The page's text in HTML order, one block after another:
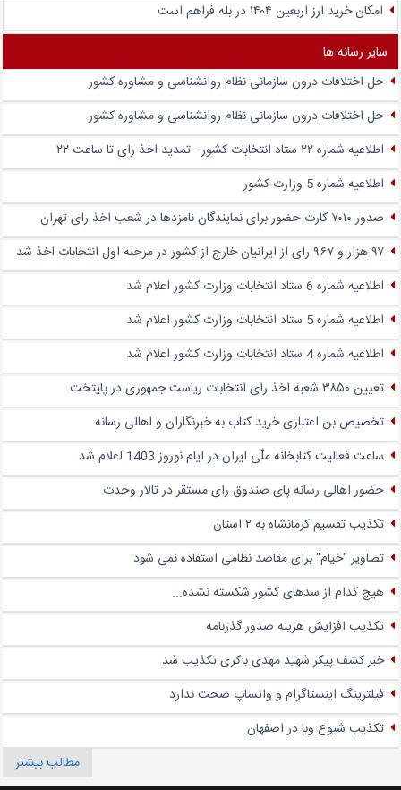
امکان خرید ارز اربعین ۱۴۰۴ در بله فراهم است
سایر رسانه ها
حل اختلافات درون سازمانی نظام روانشناسی و مشاوره کشور
حل اختلافات درون سازمانی نظام روانشناسی و مشاوره کشور
اطلاعیه شماره ۲۲ ستاد انتخابات کشور - تمدید اخذ رای تا ساعت ۲۲
اطلاعیه شماره 5 وزارت کشور
صدور ۷۰۱۰ کارت حضور برای نمایندگان نامزدها در شعب اخذ رای تهران
۹۷ هزار و ۹۶۷ رای از ایرانیان خارج از کشور در مرحله اول انتخابات اخذ شد
اطلاعیه شماره 6 ستاد انتخابات وزارت کشور اعلام شد
اطلاعیه شماره 5 ستاد انتخابات وزارت کشور اعلام شد
اطلاعیه شماره 4 ستاد انتخابات وزارت کشور اعلام شد
تعیین ۳۸۵۰ شعبه اخذ رای انتخابات ریاست جمهوری در پایتخت
تخصیص بن اعتباری خرید کتاب به خبرنگاران و اهالی رسانه
ساعت فعالیت کتابخانه ملّی ایران در ایام نوروز 1403 اعلام شد
حضور اهالی رسانه پای صندوق‌ رای مستقر در تالار وحدت
تکذیب تقسیم کرمانشاه به ۲ استان
تصاویر "خیام" برای مقاصد نظامی استفاده نمی شود
هیچ کدام از سدهای کشور شکسته نشده...
تکذیب افزایش هزینه صدور گذرنامه
خبر کشف پیکر شهید مهدی باکری تکذیب شد
فیلترینگ اینستاگرام و واتساپ صحت ندارد
تکذیب شیوع وبا در اصفهان
مطالب بیشتر